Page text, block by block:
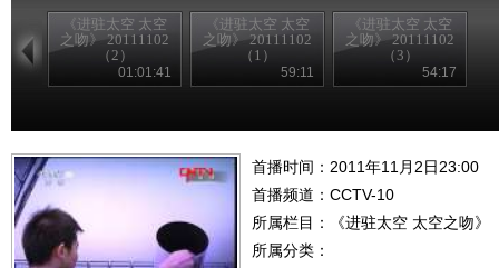
《进驻太空 太空
之吻》 20111102
（2）
01:01:41
《进驻太空 太空
之吻》 20111102
（1）
59:11
《进驻太空 太空
之吻》 20111102
（3）
54:17
首播时间：2011年11月2日23:00
首播频道： CCTV-10
所属栏目：
《进驻太空 太空之吻》
所属分类：